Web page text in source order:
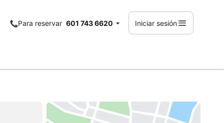
Para reservar 601 743 6620 Iniciar sesión